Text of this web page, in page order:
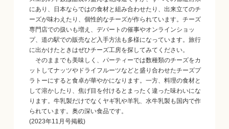
にあり、日本ならではの食材と組み合わせたり、出来立てのチ
ーズが味わえたり、個性的なチーズが作られています。チーズ
専門店での扱いも増え、デパートの催事やオンラインショッ
プ、道の駅での販売など入手方法も多様になっています。旅行
に出かけたときはぜひチーズ工房を探してみてください。
そのままでも美味しく、パーティーでは数種類のチーズをカ
ットしてナッツやドライフルーツなどと盛り合わせたチーズプ
ラトーにすると食卓が華やかになります。一方、料理の食材と
して溶かしたり、焦げ目を付けるとまったく違った味わいにな
ります。牛乳製だけでなくヤギ乳や羊乳、水牛乳製も国内で作
られています。奥の深い食品です。
(2023年11月号掲載)